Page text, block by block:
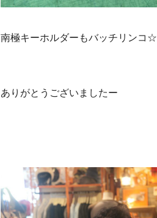
南極キーホルダーもバッチリンコ☆
ありがとうございましたー